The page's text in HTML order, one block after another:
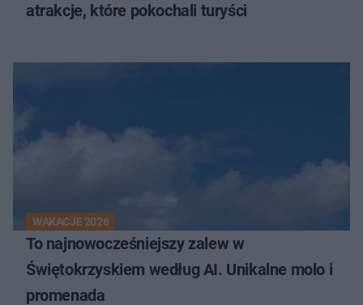
atrakcje, które pokochali turyści
WAKACJE 2026
To najnowocześniejszy zalew w
Świętokrzyskiem według AI. Unikalne molo i
promenada